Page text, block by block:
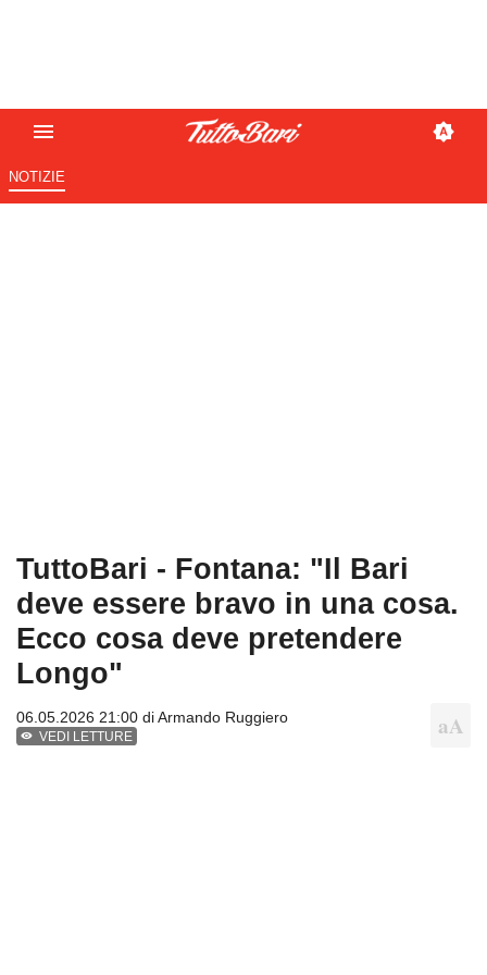
NOTIZIE
TuttoBari - Fontana: "Il Bari
deve essere bravo in una cosa.
Ecco cosa deve pretendere
Longo"
06.05.2026 21:00 diArmando Ruggiero
VEDI LETTURE